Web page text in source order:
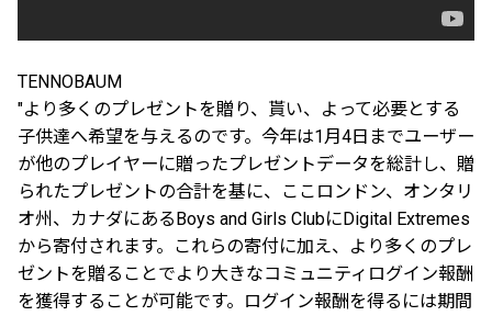
TENNOBAUM
"より多くのプレゼントを贈り、貰い、よって必要とする
子供達へ希望を与えるのです。今年は1月4日までユーザー
が他のプレイヤーに贈ったプレゼントデータを総計し、贈
られたプレゼントの合計を基に、ここロンドン、オンタリ
オ州、カナダにあるBoys and Girls ClubにDigital Extremes
から寄付されます。これらの寄付に加え、より多くのプレ
ゼントを贈ることでより大きなコミュニティログイン報酬
を獲得することが可能です。ログイン報酬を得るには期間